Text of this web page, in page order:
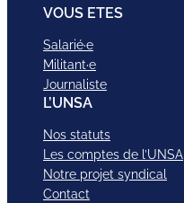
VOUS ETES
Salarié·e
Militant·e
Journaliste
L’UNSA
Nos statuts
Les comptes de l’UNSA
Notre projet syndical
Contact